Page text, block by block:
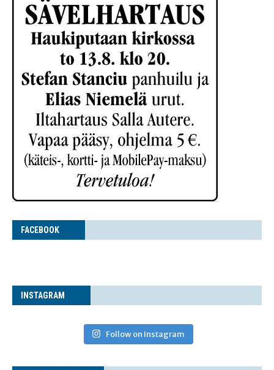
FACE­BOOK
INS­TA­GRAM
Follow on Instagram